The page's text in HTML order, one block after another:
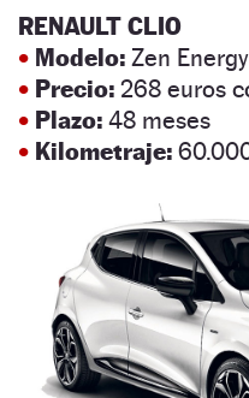
RENAULT CLIO
• Modelo: Zen
• Precio: 268 euros
• Plazo: 48 meses
• Kilometraje: